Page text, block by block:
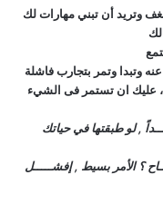
وتريد أن تبني مهارات لك
وتبدا وتمر بتجارب فاشلة
عليك ان تستمر فى الشيء
, لو طبقتها في حياتك
؟ الأمر بسيط , إفشـــــل